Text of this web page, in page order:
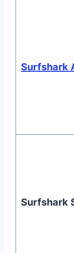
Surfshark
Surfshark